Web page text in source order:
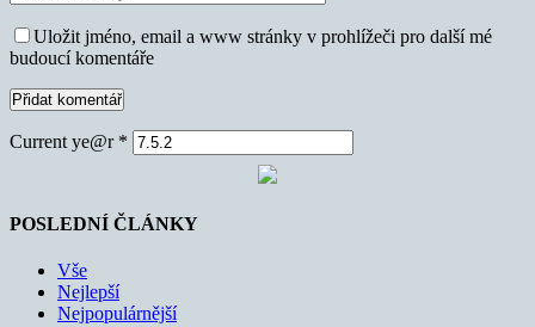
Uložit jméno, email a www stránky v prohlížeči pro další mé
budoucí komentáře
Current ye@r *
POSLEDNÍ ČLÁNKY
Vše
Nejlepší
Nejpopulárnější